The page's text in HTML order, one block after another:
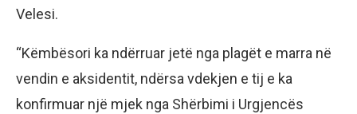
Velesi.
“Këmbësori ka ndërruar jetë nga plagët e marra në
vendin e aksidentit, ndërsa vdekjen e tij e ka
konfirmuar një mjek nga Shërbimi i Urgjencës